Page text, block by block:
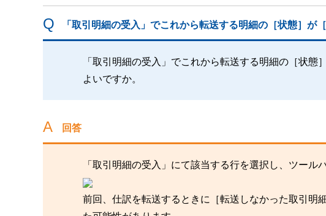
「取引明細の受入」でこれから転送する明細の［状態］が
「取引明細の受入」でこれから転送する明細の［状
よいですか。
回答
「取引明細の受入」にて該当する行を選択し、ツール
前回、仕訳を転送するときに［転送しなかった取引明